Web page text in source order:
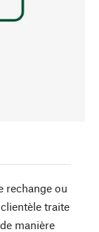
rechange ou
traite
manière